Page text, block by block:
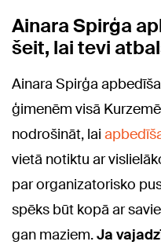
Ainara Spirģa
šeit, lai tevi
Ainara Spirģa
ģimenēm visā
nodrošināt, lai
vietā notiktu ar
par organizatorisko
spēks būt kopā ar
gan maziem.Ja